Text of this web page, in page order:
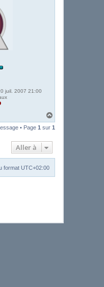
juil. 2007 21:00
a
u
• Page 1 sur 1
Aller à
format UTC+02:00